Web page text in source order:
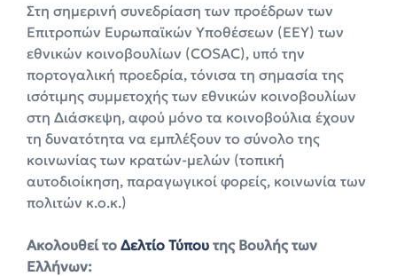
Στη σημερινή συνεδρίαση των προέδρων των
Επιτροπών Ευρωπαϊκών Υποθέσεων (ΕΕΥ) των
εθνικών κοινοβουλίων (COSAC), υπό την
πορτογαλική προεδρία, τόνισα τη σημασία της
ισότιμης συμμετοχής των εθνικών κοινοβουλίων
στη Διάσκεψη, αφού μόνο τα κοινοβούλια έχουν
τη δυνατότητα να εμπλέξουν το σύνολο της
κοινωνίας των κρατών-μελών (τοπική
αυτοδιοίκηση, παραγωγικοί φορείς, κοινωνία των
πολιτών κ.ο.κ.)
Aκολουθεί το Δελτίο Τύπου της Βουλής των
Ελλήνων: